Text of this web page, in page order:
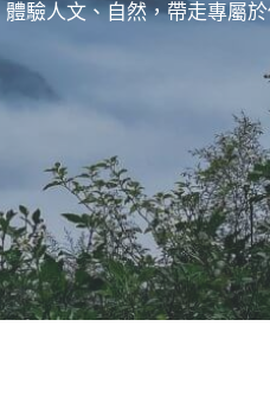
驗人文、自然，帶走專屬